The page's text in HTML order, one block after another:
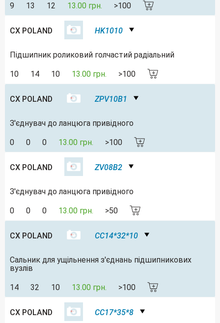
9 13 12 13.00 грн. >100
CX POLAND HK1010
Підшипник роликовий голчастий радіальний
10 14 10 13.00 грн. >100
CX POLAND ZPV10B1
З'єднувач до ланцюга привідного
0 0 0 13.00 грн. >100
CX POLAND ZV08B2
З'єднувач до ланцюга привідного
0 0 0 13.00 грн. >50
CX POLAND CC14*32*10
Сальник для ущільнення з'єднань підшипникових
вузлів
14 32 10 13.00 грн. >100
CX POLAND CC17*35*8